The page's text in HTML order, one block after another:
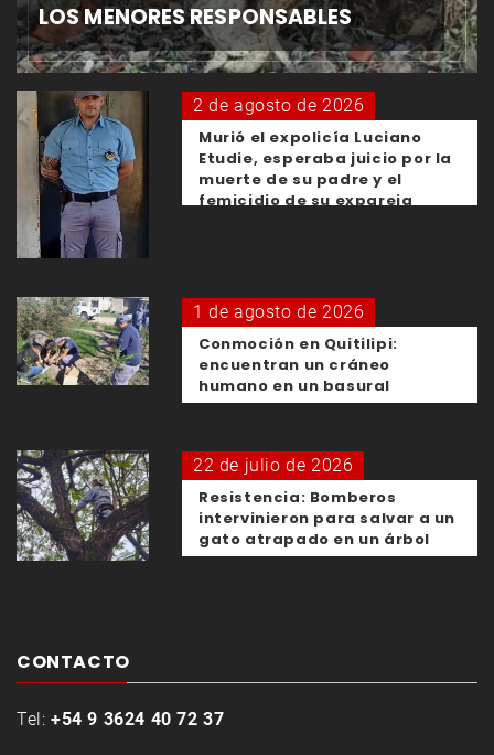
LOS MENORES RESPONSABLES
2 de agosto de 2026
Murió el expolicía Luciano
Etudie, esperaba juicio por la
muerte de su padre y el
femicidio de su expareja
1 de agosto de 2026
Conmoción en Quitilipi:
encuentran un cráneo
humano en un basural
22 de julio de 2026
Resistencia: Bomberos
intervinieron para salvar a un
gato atrapado en un árbol
CONTACTO
Tel: +54 9 3624 40 72 37